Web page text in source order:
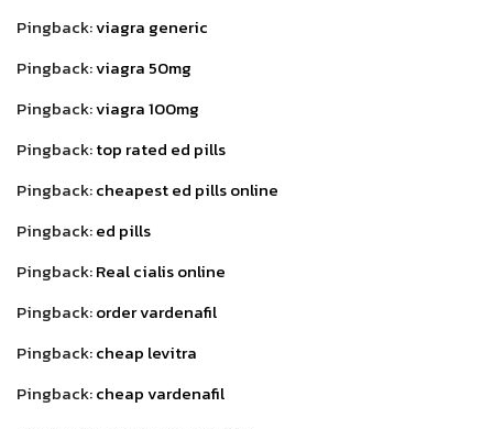
Pingback:viagra generic
Pingback:viagra 50mg
Pingback:viagra 100mg
Pingback:top rated ed pills
Pingback:cheapest ed pills online
Pingback:ed pills
Pingback:Real cialis online
Pingback:order vardenafil
Pingback:cheap levitra
Pingback:cheap vardenafil